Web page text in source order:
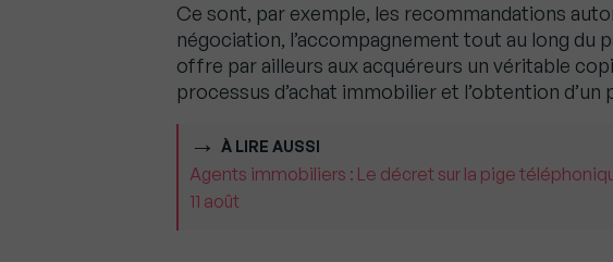
Ce sont, par exemple, les recommandations
négociation, l’accompagnement tout au long du
offre par ailleurs aux acquéreurs un véritable
processus d’achat immobilier et l’obtention
À LIRE AUSSI
Agents immobiliers : Le décret sur la pige
11 août